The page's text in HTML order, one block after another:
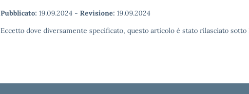
Pubblicato: 19.09.2024 - Revisione: 19.09.2024
Eccetto dove diversamente specificato, questo articolo è stato rilasciato